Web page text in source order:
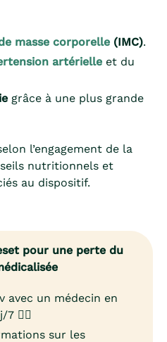
masse corporelle (IMC).
artérielle et du
grâce à une plus grande
l’engagement de la
nutritionnels et
au dispositif.
pour une perte du
avec un médecin en
👨‍⚕️
sur les